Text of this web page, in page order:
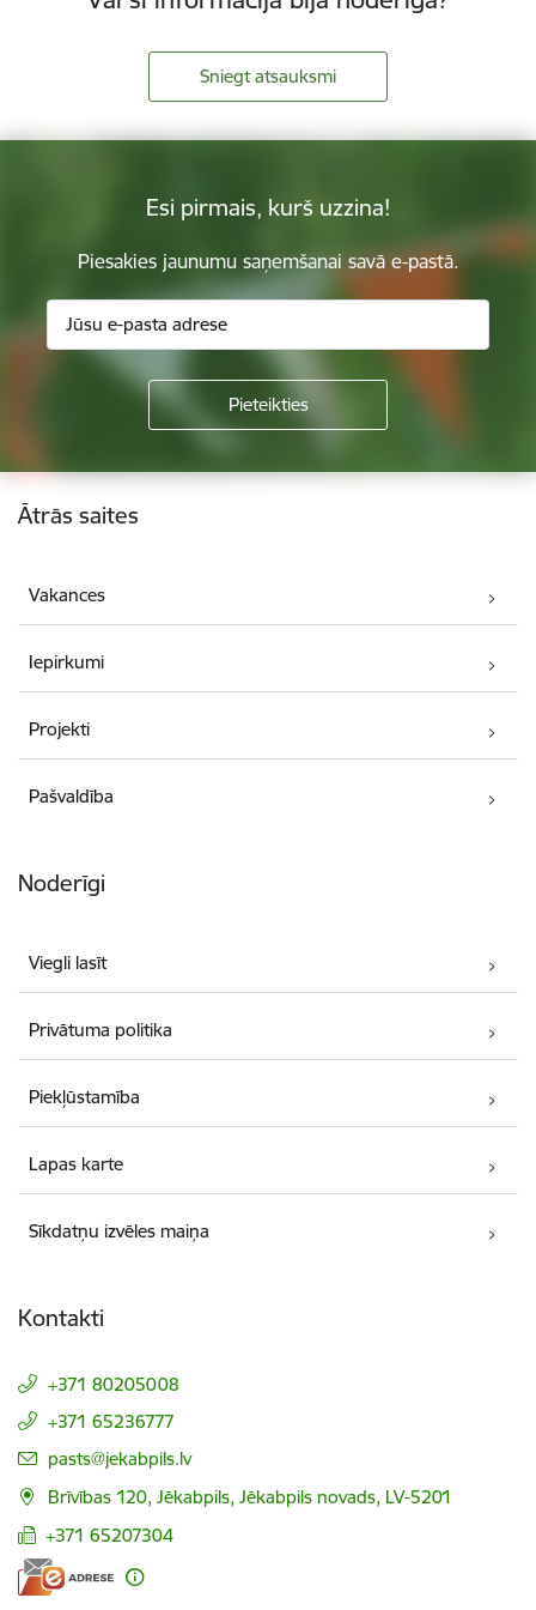
Sniegt atsauksmi
Esi pirmais, kurš uzzina!
Piesakies jaunumu saņemšanai savā e-pastā.
Kājene
Ātrās saites
Vakances
Iepirkumi
Projekti
Pašvaldība
Noderīgi
Viegli lasīt
Privātuma politika
Piekļūstamība
Lapas karte
Sīkdatņu izvēles maiņa
Kontakti
+371 80205008
+371 65236777
E-pasts:
pasts@jekabpils.lv
Brīvības 120, Jēkabpils, Jēkabpils novads, LV-5201
+371 65207304